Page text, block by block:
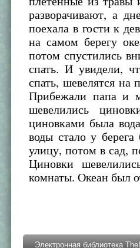
разворачивают, а
поехала в гости к
на самом берегу
потом спустились
спать. И увидели,
спать, шевелятся на
Прибежали папа и
шевелились
циновками была
воды стало у
улицу, потом в сад,
Циновки
комнаты. Океан был
Электронная библиотека